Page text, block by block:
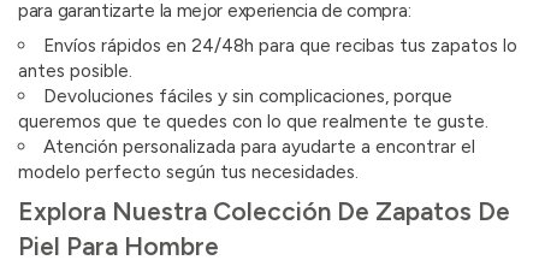
para garantizarte la mejor experiencia de compra:
Envíos rápidos en 24/48h para que recibas tus zapatos lo
antes posible.
Devoluciones fáciles y sin complicaciones, porque
queremos que te quedes con lo que realmente te guste.
Atención personalizada para ayudarte a encontrar el
modelo perfecto según tus necesidades.
Explora Nuestra Colección De Zapatos De
Piel Para Hombre